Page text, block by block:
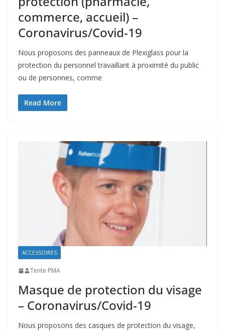
commerce, accueil) –
Coronavirus/Covid-19
Nous proposons des panneaux de Plexiglass pour la
protection du personnel travaillant à proximité du public
ou de personnes, comme
Read More
ACCESSOIRES
Tente PMA
Masque de protection du visage
– Coronavirus/Covid-19
Nous proposons des casques de protection du visage,